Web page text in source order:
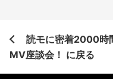
読モに密着2000時
MV座談会！ に戻る